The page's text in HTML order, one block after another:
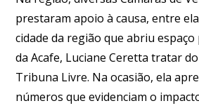
prestaram apoio à causa, entre
cidade da região que abriu
da Acafe, Luciane Ceretta tratar
Tribuna Livre. Na ocasião, ela
números que evidenciam o